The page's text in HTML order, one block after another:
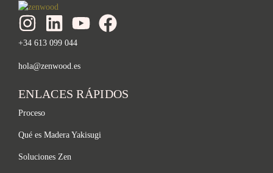
+34 613 099 044
hola@zenwood.es
ENLACES RÁPIDOS
Proceso
Qué es Madera Yakisugi
Soluciones Zen